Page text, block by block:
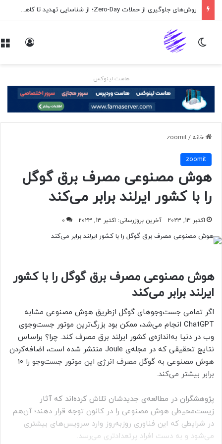
روش‌های جلوگیری از حملات Zero-Day؛ از شناسایی تهدید تا کاهش ریسک
تغییر پوسته
هاست لینوکس
خانه /
zoomit
zoomit
هوش مصنوعی مصرف برق گوگل
را با کشور ایرلند برابر می‌کند
اکتبر 13, 2023 آخرین بروزرسانی: اکتبر 13, 2023 0
هوش مصنوعی مصرف برق گوگل را با کشور
ایرلند برابر می‌کند
اگر تمامی جست‌و‌جوهای گوگل ازطریق هوش مصنوعی مشابه
ChatGPT انجام می‌شد، ممکن بود بزرگ‌ترین موتور جست‌و‌جوی
وب در دنیا به‌اندازه‌ی کشور ایرلند برق مصرف کند. چرا؟ بر‌اساس
نتایج تحقیقی که در مجله‌ی Joule منتشر شده است، اضافه‌کردن
هوش مصنوعی به گوگل مصرف انرژی این موتور جست‌و‌جو را ۱۰
برابر بیشتر می‌کند.
پژوهشگران در مطالعه‌ی جدیدشان تلاش کرده‌اند که آثار
زیست‌محیطی هوش مصنوعی را در کانون توجه قرار دهند؛ آن‌هم
در شرایطی که این فناوری روزبه‌روز وارد سرویس‌های بیشتری
می‌شود و به دست افراد پرتعداد‌تری می‌رسد.